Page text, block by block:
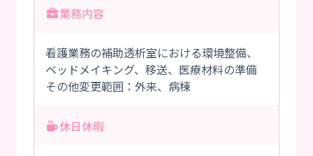
業務内容
看護業務の補助透析室における環境整備、
ベッドメイキング、移送、医療材料の準備
その他変更範囲：外来、病棟
休日休暇